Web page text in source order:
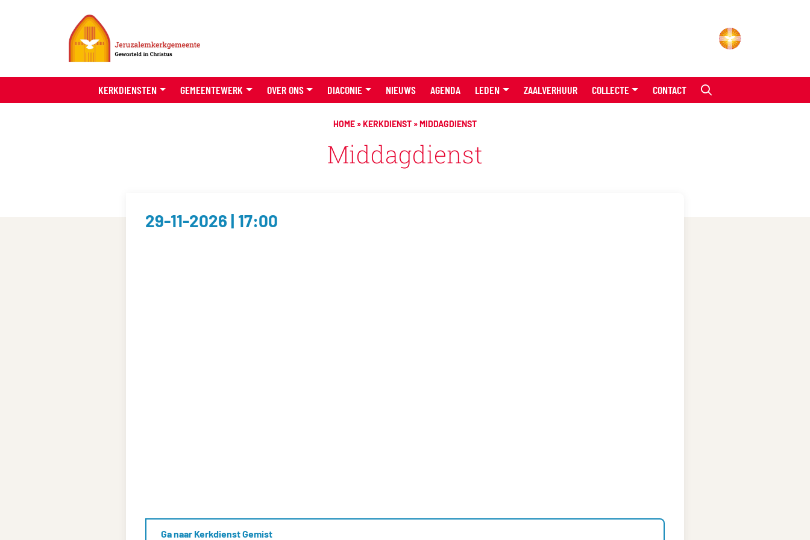
KERKDIENSTEN GEMEENTEWERK OVER ONS DIACONIE NIEUWS AGENDA LEDEN ZAALVERHUUR COLLECTE CONTACT
HOME »KERKDIENST »MIDDAGDIENST
Middagdienst
29-11-2026 | 17:00
Ga naar Kerkdienst Gemist